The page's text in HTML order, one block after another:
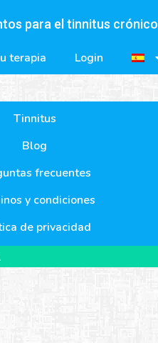
para el tinnitus crónico
terapia
Login
Tinnitus
Blog
frecuentes
y condiciones
de privacidad